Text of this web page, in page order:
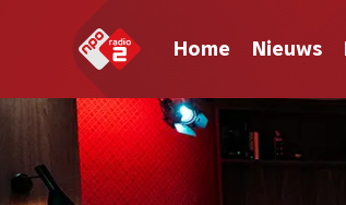
Home Nieuws